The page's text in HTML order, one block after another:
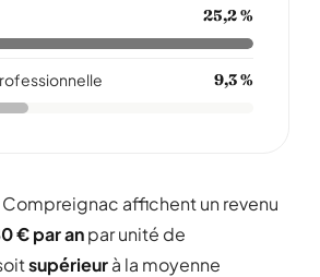
25,2 %
9,3 %
affichent un revenu
€ par anpar unité de
supérieurà la moyenne